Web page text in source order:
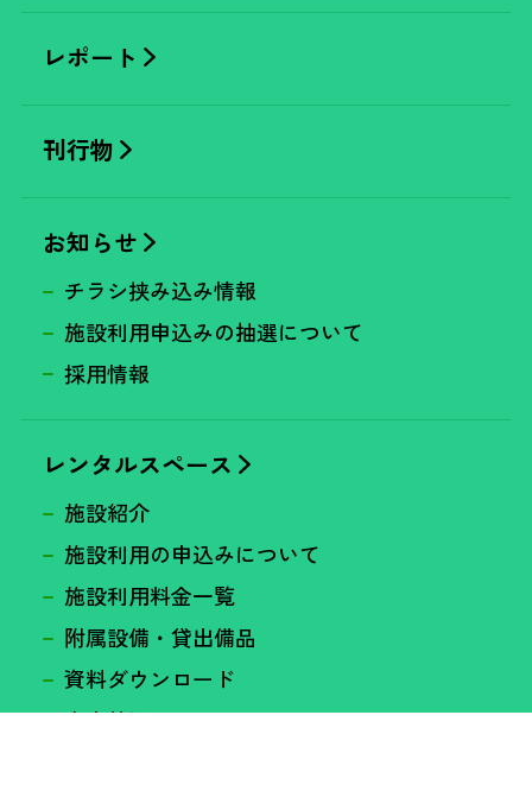
レポート
刊行物
お知らせ
チラシ挟み込み情報
施設利用申込みの抽選について
採用情報
レンタルスペース
施設紹介
施設利用の申込みについて
施設利用料金一覧
附属設備・貸出備品
資料ダウンロード
空室状況